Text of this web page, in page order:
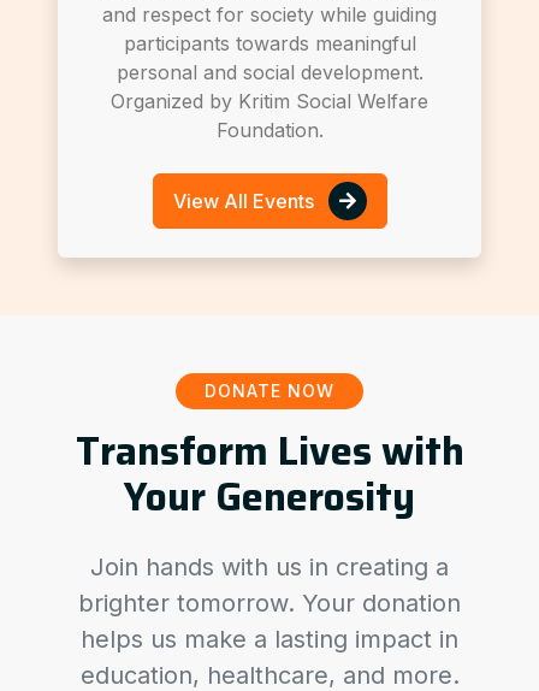
and respect for society while guiding
participants towards meaningful
personal and social development.
Organized by Kritim Social Welfare
Foundation.
View All Events
DONATE NOW
Transform Lives with
Your Generosity
Join hands with us in creating a
brighter tomorrow. Your donation
helps us make a lasting impact in
education, healthcare, and more.